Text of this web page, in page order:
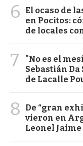
6
El ocaso de
en Pocitos:
de locales
7
"No es el
Sebastián
de Lacalle
8
De “gran
vieron en
Leonel